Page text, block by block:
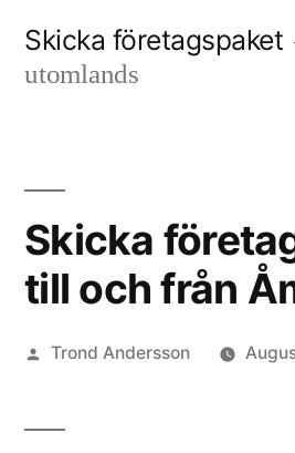
Skicka företagspaket
utomlands
Skicka
till och från
Posted
Trond Andersson